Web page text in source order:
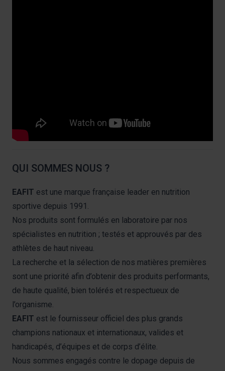
QUI SOMMES NOUS ?
EAFIT est une marque française leader en nutrition
sportive depuis 1991.
Nos produits sont formulés en laboratoire par nos
spécialistes en nutrition ; testés et approuvés par des
athlètes de haut niveau.
La recherche et la sélection de nos matières premières
sont une priorité afin d’obtenir des produits performants,
de haute qualité, bien tolérés et respectueux de
l’organisme.
EAFIT est le fournisseur officiel des plus grands
champions nationaux et internationaux, valides et
handicapés, d’équipes et de corps d’élite.
Nous sommes engagés contre le dopage depuis de